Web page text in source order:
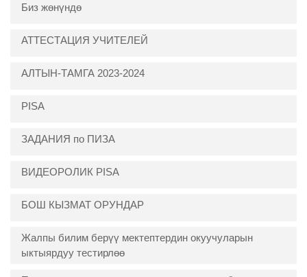
Биз жөнүндө
АТТЕСТАЦИЯ УЧИТЕЛЕЙ
АЛТЫН-ТАМГА 2023-2024
PISA
ЗАДАНИЯ по ПИЗА
ВИДЕОРОЛИК PISA
БОШ КЫЗМАТ ОРУНДАР
Жалпы билим берүү мектептердин окуучуларын
ыктыярдуу тестирлөө